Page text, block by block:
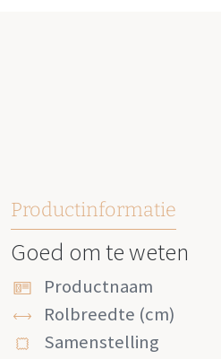
Productinformatie
Goed om te weten
Productnaam
Rolbreedte (cm)
Samenstelling